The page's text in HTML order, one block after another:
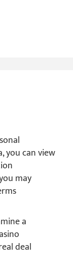
you can view
may
a
deal